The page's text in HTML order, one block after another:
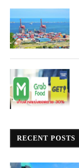
RECENT POSTS